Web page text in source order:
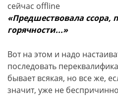
сейчас offline
«Предшествовала ссора,
горячности...»
Вот на этом и надо
последовать
бывает всякая, но все же,
значит, уже не